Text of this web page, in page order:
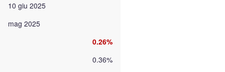
10 giu 2025
mag 2025
0.26%
0.36%